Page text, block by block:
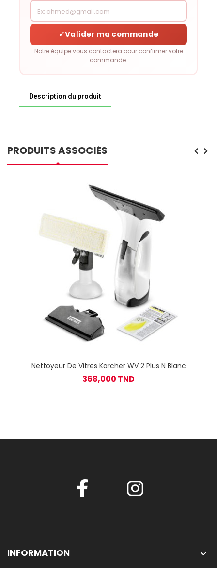
✓Valider ma commande
Notre équipe vous contactera pour confirmer votre
commande.
Description du produit
PRODUITS ASSOCIÉS
Nettoyeur De Vitres Karcher WV 2 Plus N Blanc
368,000 TND
INFORMATION 